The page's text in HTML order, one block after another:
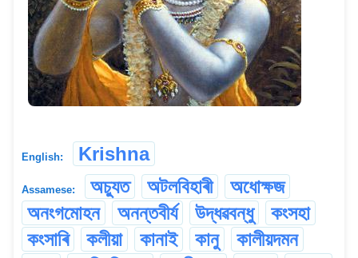
English: Krishna
Assamese: অচ্যুত অটলবিহাৰী
অধোক্ষজ
অনংগমোহন
অনন্তবীৰ্য উদ্ধৱবন্ধু
কংসহা
কংসাৰি
কলীয়া কানাই কানু
কালীয়দমন